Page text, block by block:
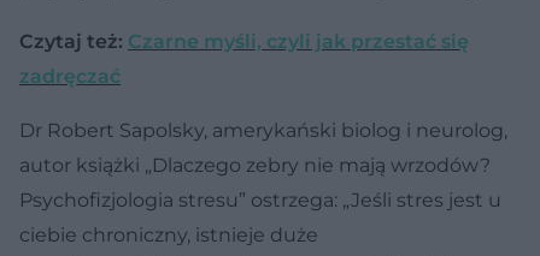
Czytaj też: Czarne myśli, czyli jak przestać się
zadręczać
Dr Robert Sapolsky, amerykański biolog i neurolog,
autor książki „Dlaczego zebry nie mają wrzodów?
Psychofizjologia stresu” ostrzega: „Jeśli stres jest u
ciebie chroniczny, istnieje duże